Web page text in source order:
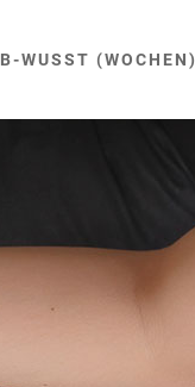
B-WUSST (WOCHEN)